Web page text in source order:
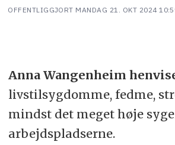
OFFENTLIGGJORT MANDAG 21. OKT 2024
Anna Wangenheim
livstilsygdomme, fedme,
mindst det meget høje
arbejdspladserne.